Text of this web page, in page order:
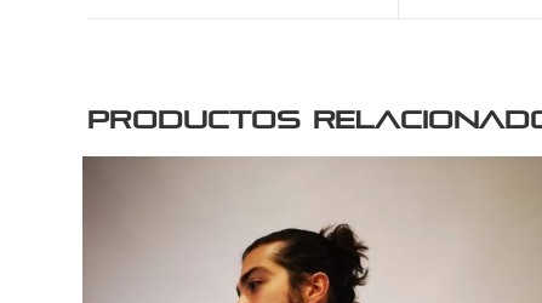
Productos